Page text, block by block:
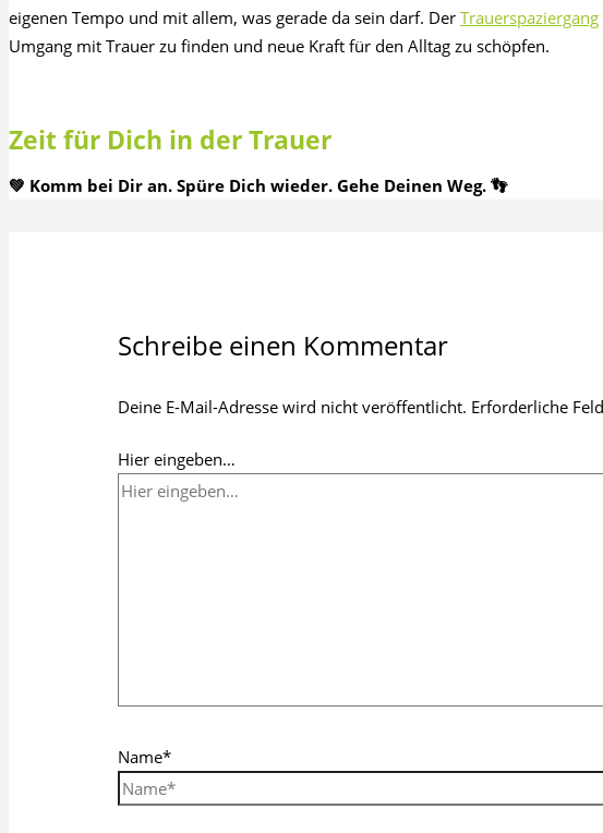
eigenen Tempo und mit allem, was gerade da sein darf. Der Trauerspaziergang
Umgang mit Trauer zu finden und neue Kraft für den Alltag zu schöpfen.
Zeit für Dich in der Trauer
💚 Komm bei Dir an. Spüre Dich wieder. Gehe Deinen Weg. 👣
Schreibe einen Kommentar
Deine E-Mail-Adresse wird nicht veröffentlicht. Erforderliche
Hier eingeben…
Name*